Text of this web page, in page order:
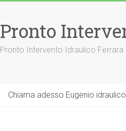
Pronto
Pronto Intervento Idraulico
Chiama adesso Eugenio